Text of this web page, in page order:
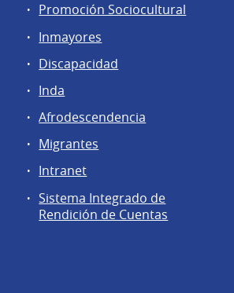
Promoción Sociocultural
Inmayores
Discapacidad
Inda
Afrodescendencia
Migrantes
Intranet
Sistema Integrado de
Rendición de Cuentas